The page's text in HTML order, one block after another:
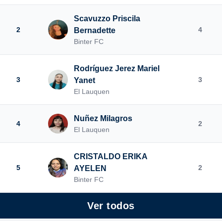
2
Scavuzzo Priscila
Bernadette
Binter FC
4
3
Rodríguez Jerez Mariel
Yanet
El Lauquen
3
4
Nuñez Milagros
El Lauquen
2
5
CRISTALDO ERIKA
AYELEN
Binter FC
2
Ver todos